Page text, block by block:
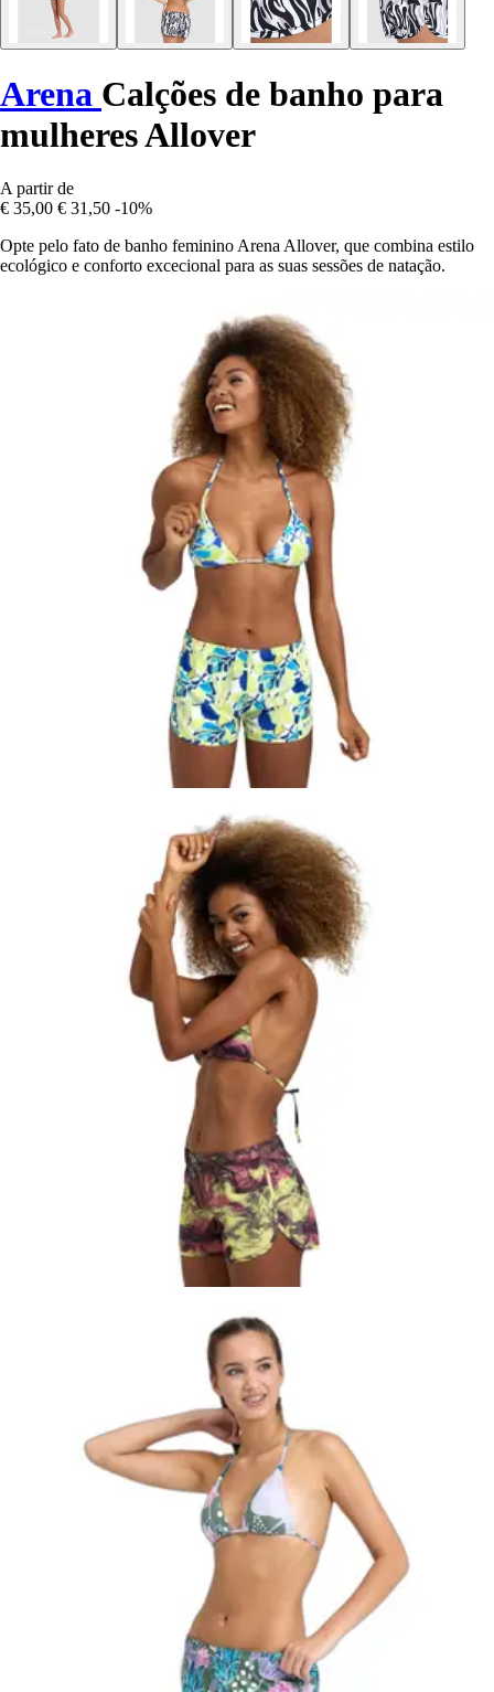
Arena Calções de banho para
mulheres Allover
A partir de
€ 35,00 € 31,50 -10%
Opte pelo fato de banho feminino Arena Allover, que combina estilo
ecológico e conforto excecional para as suas sessões de natação.